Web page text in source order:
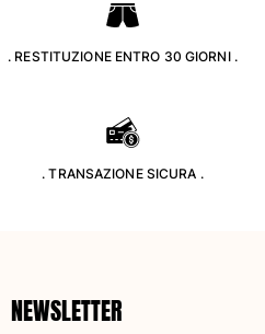
Vedi tutti i Bambina
Costumi da bagno
Rashguard
Bikini
Neonato
Abiti e Gonne
. RESTITUZIONE ENTRO 30 GIORNI .
. TRANSAZIONE SICURA .
NEWSLETTER